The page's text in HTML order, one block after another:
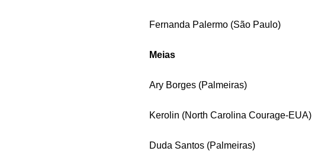
Fernanda Palermo (São Paulo)
Meias
Ary Borges (Palmeiras)
Kerolin (North Carolina Courage-EUA)
Duda Santos (Palmeiras)